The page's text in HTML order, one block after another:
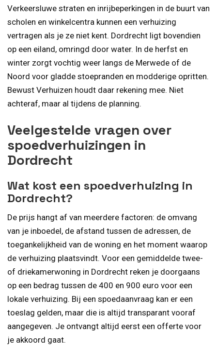
Verkeersluwe straten en inrijbeperkingen in de buurt van
scholen en winkelcentra kunnen een verhuizing
vertragen als je ze niet kent. Dordrecht ligt bovendien
op een eiland, omringd door water. In de herfst en
winter zorgt vochtig weer langs de Merwede of de
Noord voor gladde stoepranden en modderige opritten.
Bewust Verhuizen houdt daar rekening mee. Niet
achteraf, maar al tijdens de planning.
Veelgestelde vragen over
spoedverhuizingen in
Dordrecht
Wat kost een spoedverhuizing in
Dordrecht?
De prijs hangt af van meerdere factoren: de omvang
van je inboedel, de afstand tussen de adressen, de
toegankelijkheid van de woning en het moment waarop
de verhuizing plaatsvindt. Voor een gemiddelde twee-
of driekamerwoning in Dordrecht reken je doorgaans
op een bedrag tussen de 400 en 900 euro voor een
lokale verhuizing. Bij een spoedaanvraag kan er een
toeslag gelden, maar die is altijd transparant vooraf
aangegeven. Je ontvangt altijd eerst een offerte voor
je akkoord gaat.